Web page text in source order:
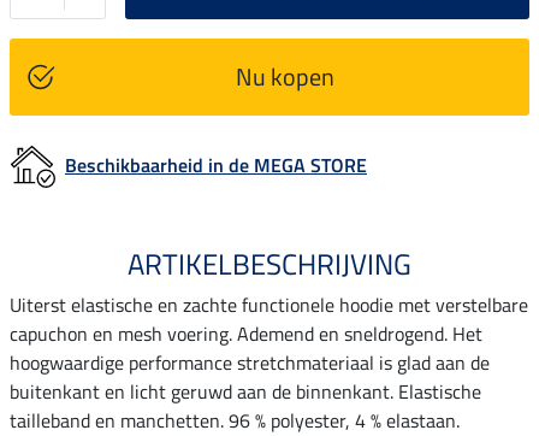
Nu kopen
Beschikbaarheid in de MEGA STORE
ARTIKELBESCHRIJVING
Uiterst elastische en zachte functionele hoodie met verstelbare
capuchon en mesh voering. Ademend en sneldrogend. Het
hoogwaardige performance stretchmateriaal is glad aan de
buitenkant en licht geruwd aan de binnenkant. Elastische
tailleband en manchetten. 96 % polyester, 4 % elastaan.